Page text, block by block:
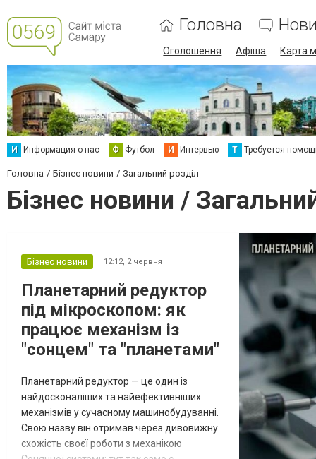
Головна
Оголошення Афіша Карта
И Информация о нас Ф Футбол И Интервью Т Требуется
Головна Бізнес новини Загальний розділ
Бізнес новини /
Бізнес новини 12:12, 2 червня
Планетарний редуктор
під мікроскопом: як
працює механізм із
"сонцем" та "планетами"
Планетарний редуктор — це один із
найдосконаліших та найефективніших
механізмів у сучасному машинобудуванні.
Свою назву він отримав через дивовижну
схожість своєї роботи з механікою